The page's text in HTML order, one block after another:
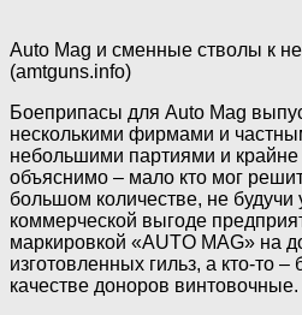
Auto Mag и сменные стволы к
(amtguns.info)
Боеприпасы для Auto Mag
несколькими фирмами и
небольшими партиями и
объяснимо – мало кто мог
большом количестве, не
коммерческой выгоде
маркировкой «AUTO MAG» на
изготовленных гильз, а кто-то
качестве доноров винтовочные.